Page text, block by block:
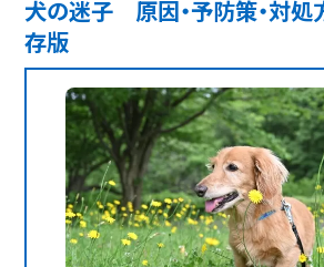
犬の迷子 原因・予防策・対処
存版